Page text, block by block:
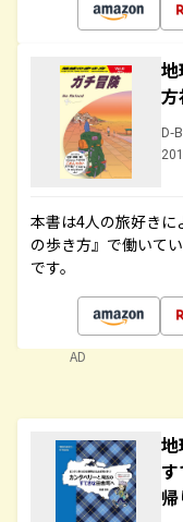
D-
本書は4人の旅好きに
の歩き方』で働いて
です。
AD